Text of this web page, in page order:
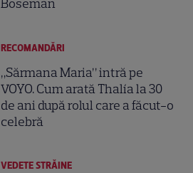
Boseman
RECOMANDĂRI
„Sărmana Maria” intră pe
VOYO. Cum arată Thalía la 30
de ani după rolul care a făcut-o
celebră
VEDETE STRĂINE